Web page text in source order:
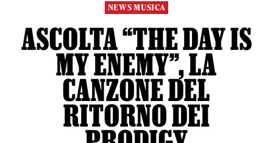
NEWS MUSICA
ASCOLTA “THE DAY IS
MY ENEMY”, LA
CANZONE DEL
RITORNO DEI